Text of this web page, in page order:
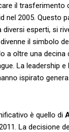
il trasferimento
nel ‍2005. Questo
esperti, si
il⁢ simbolo
a oltre una decina
La leadership e
ispirato
è quello di
La decisione